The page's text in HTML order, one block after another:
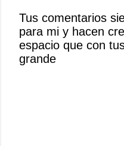
u
n
c
o
Tus comentarios
para mi y hacen
espacio que con
grande